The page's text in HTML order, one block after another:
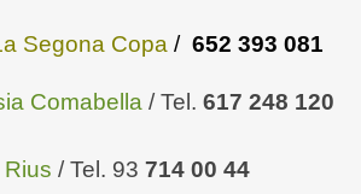
Segona Copa / 652 393 081
Comabella / Tel. 617 248 120
Rius / Tel. 93 714 00 44